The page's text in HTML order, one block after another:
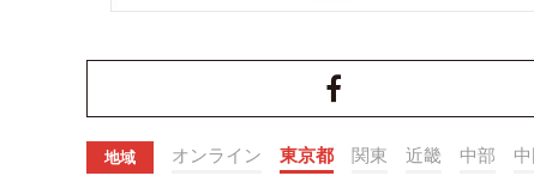
地域 オンライン 東京都 関東 近畿 中部